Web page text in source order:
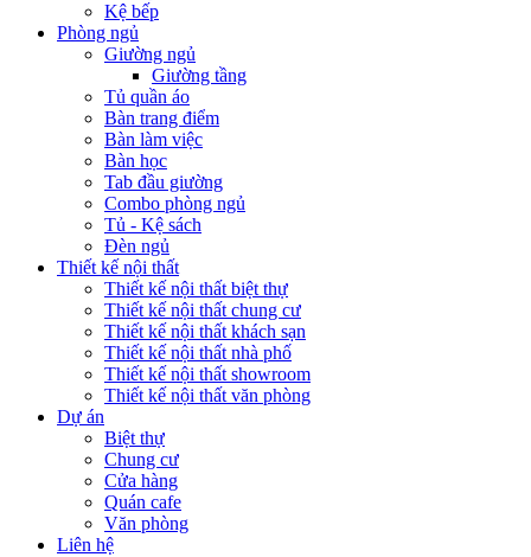
Kệ bếp
Phòng ngủ
Giường ngủ
Giường tầng
Tủ quần áo
Bàn trang điểm
Bàn làm việc
Bàn học
Tab đầu giường
Combo phòng ngủ
Tủ - Kệ sách
Đèn ngủ
Thiết kế nội thất
Thiết kế nội thất biệt thự
Thiết kế nội thất chung cư
Thiết kế nội thất khách sạn
Thiết kế nội thất nhà phố
Thiết kế nội thất showroom
Thiết kế nội thất văn phòng
Dự án
Biệt thự
Chung cư
Cửa hàng
Quán cafe
Văn phòng
Liên hệ